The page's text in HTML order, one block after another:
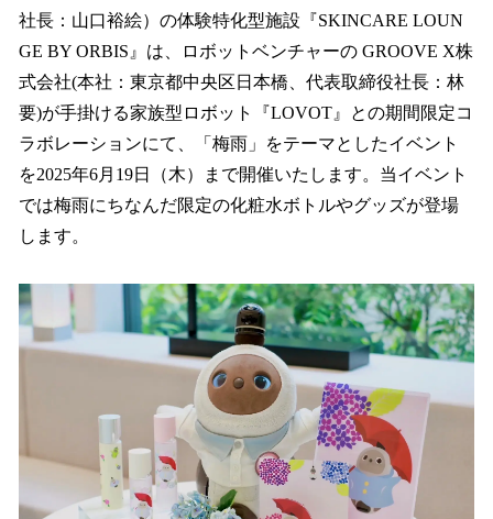
数
を
読
み
込
み
中
で
す
社長：山口裕絵）の体験特化型施設『SKINCARE LOUN
GE BY ORBIS』は、ロボットベンチャーの GROOVE X株
式会社(本社：東京都中央区日本橋、代表取締役社長：林
要)が手掛ける家族型ロボット『LOVOT』との期間限定コ
ラボレーションにて、「梅雨」をテーマとしたイベント
を2025年6月19日（木）まで開催いたします。当イベント
では梅雨にちなんだ限定の化粧水ボトルやグッズが登場
します。